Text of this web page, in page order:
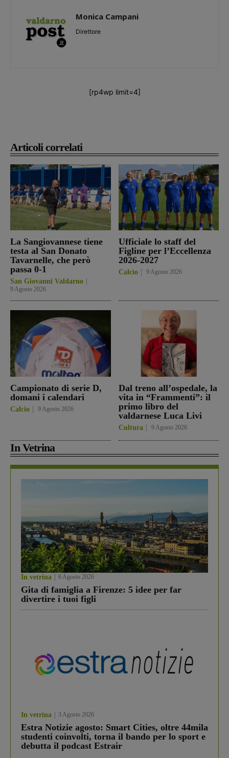
Articoli correlati
La Sangiovannese tiene
testa al San Donato
Tavarnelle, che però
passa 0-1
San Giovanni Valdarno
9 Agosto 2026
Ufficiale lo staff del
Figline per l’Eccellenza
2026-2027
Calcio 9 Agosto 2026
Campionato di serie D,
domani i calendari
Calcio 9 Agosto 2026
Dal treno all’ospedale, la
vita in “Frammenti”: il
primo libro del
valdarnese Luca Livi
Cultura 9 Agosto 2026
In Vetrina
In vetrina 6 Agosto 2026
Gita di famiglia a Firenze: 5 idee per far
divertire i tuoi figli
In vetrina 3 Agosto 2026
Estra Notizie agosto: Smart Cities, oltre 44mila
studenti coinvolti, torna il bando per lo sport e
debutta il podcast Estrair
Monica Campani
Direttore
[rp4wp limit=4]